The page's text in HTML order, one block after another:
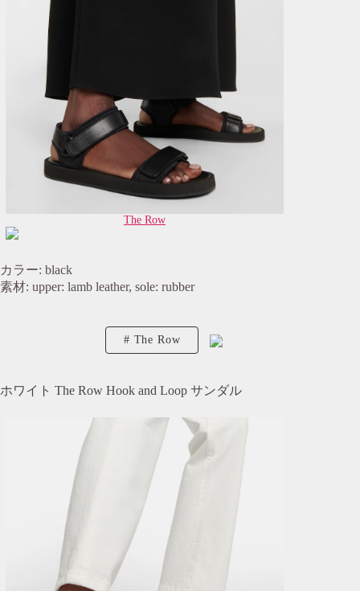
The Row
カラー: black
素材: upper: lamb leather, sole: rubber
The Row
ホワイト The Row Hook and Loop サンダル